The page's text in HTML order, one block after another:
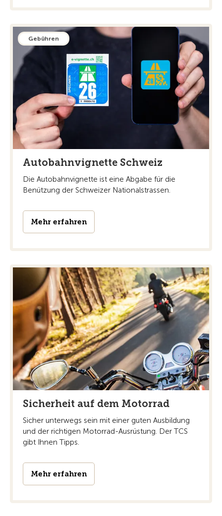
Gebühren
Autobahnvignette Schweiz
Die Autobahnvignette ist eine Abgabe für die
Benützung der Schweizer Nationalstrassen.
Mehr erfahren
Sicherheit auf dem Motorrad
Sicher unterwegs sein mit einer guten Ausbildung
und der richtigen Motorrad-Ausrüstung. Der TCS
gibt Ihnen Tipps.
Mehr erfahren